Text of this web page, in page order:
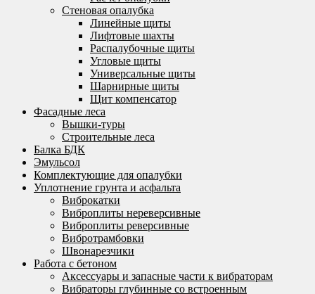
Стеновая опалубка
Линейные щиты
Лифтовые шахты
Распалубочные щиты
Угловые щиты
Универсальные щиты
Шарнирные щиты
Щит компенсатор
Фасадные леса
Вышки-туры
Строительные леса
Балка БДК
Эмульсол
Комплектующие для опалубки
Уплотнение грунта и асфальта
Виброкатки
Виброплиты нереверсивные
Виброплиты реверсивные
Вибротрамбовки
Швонарезчики
Работа с бетоном
Аксессуары и запасные части к вибраторам
Вибраторы глубинные со встроенным